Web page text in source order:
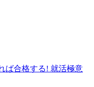
ば合格する! 就活極意